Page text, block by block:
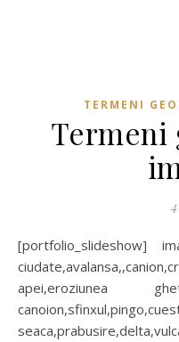
TERMENI
Termeni
[portfolio_slideshow] imagini forme ciudate,formatiuni
apei,eroziunea